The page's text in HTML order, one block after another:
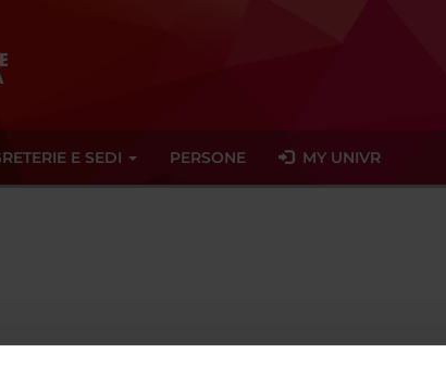
E SEDI PERSONE MY UNIVR